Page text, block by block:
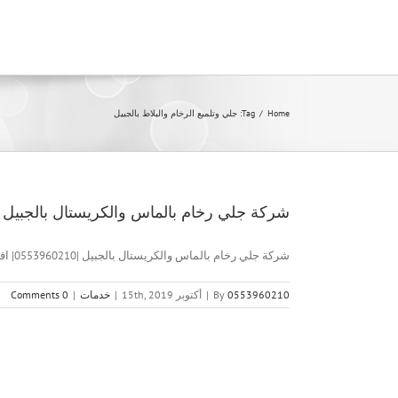
Home
/
Tag: جلي وتلميع الرخام والبلاط بالجبيل
شركة جلي رخام بالماس والكريستال بالجبيل |0553960210| افضل
شركة جلي رخام بالماس والكريستال بالجبيل |0553960210| افضل الاسعار شركة [...]
By 0553960210
| أكتوبر 15th, 2019 | خدمات |
0 Comments